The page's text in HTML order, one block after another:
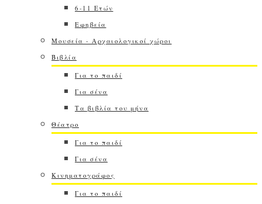
6-11 Ετών
Εφηβεία
Μουσεία - Αρχαιολογικοί χώροι
Βιβλία
Για το παιδί
Για σένα
Τα βιβλία του μήνα
Θέατρο
Για το παιδί
Για σένα
Κινηματογράφος
Για το παιδί